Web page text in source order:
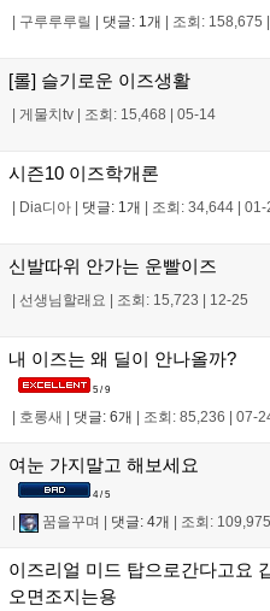
구루루루릴 댓글: 1개 조회: 158,675
[롤] 슬기로운 이즈생활
게물치tv 조회: 15,468 05-14
시즌10 이즈학개론
Dia디아 댓글: 1개 조회: 34,644 01-
신발따위 안가는 운빨이즈
선생님할래요 조회: 15,723 12-25
내 이즈는 왜 딜이 안나올까?
5 / 9
| 호롱새 | 댓글: 6개 | 조회: 85,236 | 07-
여눈 가지말고 해보세요
4 / 5
| 꿈을꾸며 | 댓글: 4개 | 조회: 109,975
이즈리얼 미드 탑으로간다고요
오면조지는용